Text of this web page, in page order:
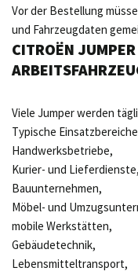
Vor der Bestellung
und Fahrzeugdaten
CITROËN
Viele Jumper werden
Typische
Handwerksbetriebe,
Kurier- und Lieferdienste,
Bauunternehmen,
Möbel- und
mobile Werkstätten,
Gebäudetechnik,
Lebensmitteltransport,